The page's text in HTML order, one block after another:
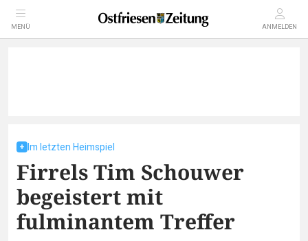
MENÜ ANMELDEN
Im letzten Heimspiel
Firrels Tim Schouwer
begeistert mit
fulminantem Treffer